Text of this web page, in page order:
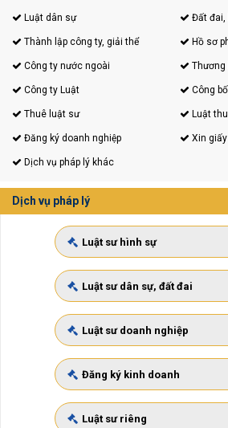
Luật dân sự Đất đai,
Thành lập công ty, giải thể Hồ sơ
Công ty nước ngoài Thương
Công ty Luật Công
Thuê luật sư Luật
Đăng ký doanh nghiệp Xin
Dịch vụ pháp lý khác
Dịch vụ pháp lý
Luật sư hình sự
Luật sư dân sự, đất đai
Luật sư doanh nghiệp
Đăng ký kinh doanh
Luật sư riêng